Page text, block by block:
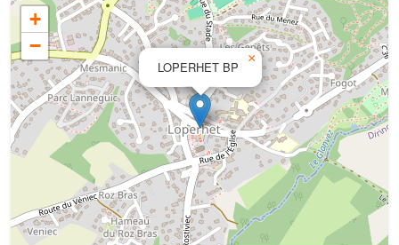
LOPERHET BP
×
+
−